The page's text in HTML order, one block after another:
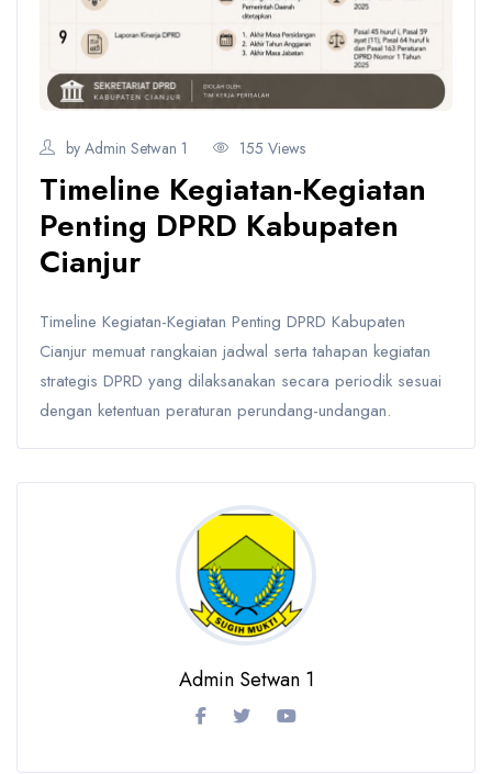
by Admin Setwan 1 155 Views
Timeline Kegiatan-Kegiatan
Penting DPRD Kabupaten
Cianjur
Timeline Kegiatan-Kegiatan Penting DPRD Kabupaten
Cianjur memuat rangkaian jadwal serta tahapan kegiatan
strategis DPRD yang dilaksanakan secara periodik sesuai
dengan ketentuan peraturan perundang-undangan.
Admin Setwan 1